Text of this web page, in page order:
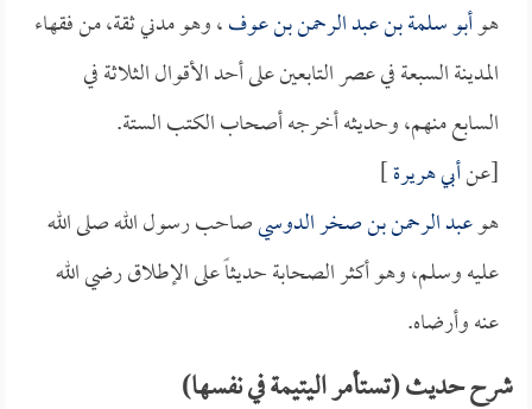
هوأبو سلمة بن عبد الرحمن بن عوف، وهو مدني ثقة، من فقهاء
المدينة السبعة في عصر التابعين على أحد الأقوال الثلاثة في
السابع منهم، وحديثه أخرجه أصحاب الكتب الستة.
[عنأبي هريرة]
هوعبد الرحمن بن صخر الدوسيصاحب رسول الله صلى الله
عليه وسلم، وهو أكثر الصحابة حديثاً على الإطلاق رضي الله
عنه وأرضاه.
شرح حديث (تستأمر اليتيمة في نفسها)